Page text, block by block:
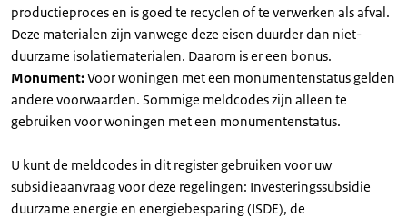
productieproces en is goed te recyclen of te verwerken als afval.
Deze materialen zijn vanwege deze eisen duurder dan niet-
duurzame isolatiematerialen. Daarom is er een bonus.
Monument:Voor woningen met een monumentenstatus gelden
andere voorwaarden. Sommige meldcodes zijn alleen te
gebruiken voor woningen met een monumentenstatus.
U kunt de meldcodes in dit register gebruiken voor uw
subsidieaanvraag voor deze regelingen: Investeringssubsidie
duurzame energie en energiebesparing (ISDE), de